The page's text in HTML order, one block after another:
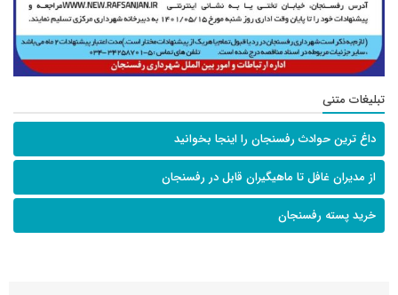
تبلیغات متنی
داغ ترین حوادث رفسنجان را اینجا بخوانید
از مدیران غافل تا ماهیگیران قابل در رفسنجان
خرید پسته رفسنجان